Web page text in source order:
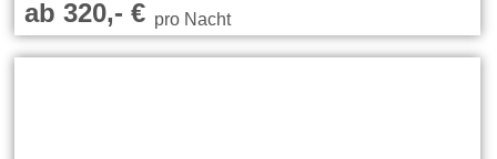
ab 320,- €pro Nacht